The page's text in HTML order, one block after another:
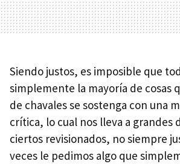
Siendo justos, es imposible que
simplemente la mayoría de cosas
de chavales se sostenga con una
crítica, lo cual nos lleva a grandes
ciertos revisionados, no siempre
veces le pedimos algo que